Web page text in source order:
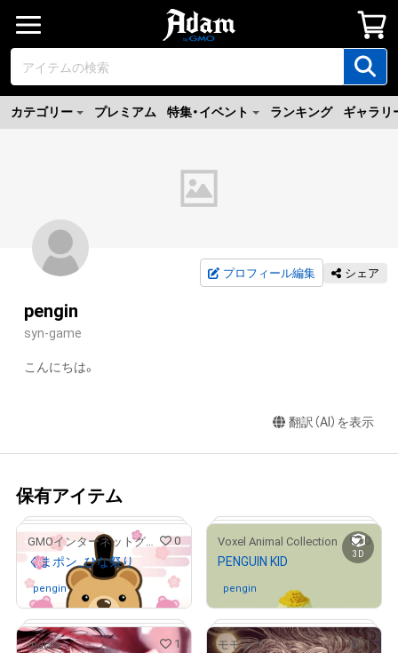
カテゴリー プレミアム 特集・イベント ランキング ギャラリ
プロフィール編集 シェア
pengin
syn-game
こんにちは。
翻訳（AI）を表示
保有アイテム
GMOインターネットグループ公式キャラクター「くまポン」 0
くまポン_ひな祭り
penginさんが保有中
3D
Voxel Animal Collection 0
PENGUIN KID
pengin さんが保有中
ɱacra 1 モモンプ 1